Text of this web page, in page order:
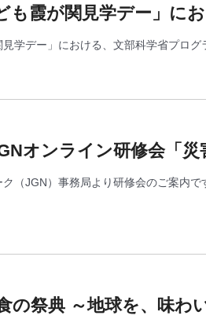
も霞が関見学デー」に
学デー」における、文部科学省プロ
オンライン研修会「
（JGN）事務局より研修会のご案内
の祭典 ～地球を、味わ